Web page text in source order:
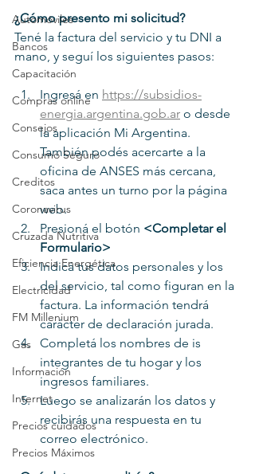
Automóviles
Bancos
Capacitación
Compras online
Consejos
Consumo Seguro
Creditos
Coronavirus
Cruzada Nutritiva
Eficiencia Energética
Electricidad
FM Millenium
Gas
Información
Internet
Precios cuidados
Precios Máximos
¿Cómo presento mi solicitud?
Tené la factura del servicio y tu DNI a
mano, y seguí los siguientes pasos:
Ingresá en https://subsidios-
energia.argentina.gob.ar o desde
la aplicación Mi Argentina.
También podés acercarte a la
oficina de ANSES más cercana,
saca antes un turno por la página
web.
Presioná el botón <Completar el
Formulario>
Indicá tus datos personales y los
del servicio, tal como figuran en la
factura. La información tendrá
carácter de declaración jurada.
Completá los nombres de is
integrantes de tu hogar y los
ingresos familiares.
Luego se analizarán los datos y
recibirás una respuesta en tu
correo electrónico.